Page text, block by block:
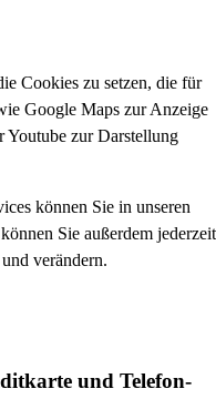
Cookies zu setzen, die für
Google Maps zur Anzeige
Youtube zur Darstellung
können Sie in unseren
Sie außerdem jederzeit
verändern.
und Telefon-